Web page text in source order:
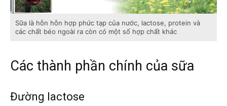
Sữa là hỗn hỗn hợp phức tạp của nước, lactose, protein và
các chất béo ngoài ra còn có một số hợp chất khác
Các thành phần chính của sữa
Đường lactose